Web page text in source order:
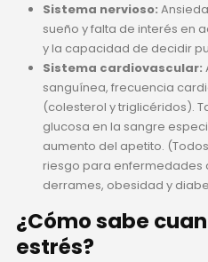
Sistema nervioso:
sueño y falta de interés en
y la capacidad de decidir
Sistema cardiovascular:
sanguínea, frecuencia
(colesterol y triglicéridos).
glucosa en la sangre
aumento del apetito.
riesgo para enfermedades
derrames, obesidad y
¿Cómo sabe
estrés?